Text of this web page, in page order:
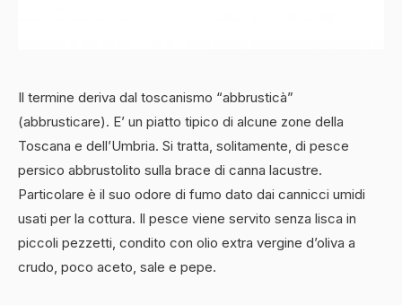
Il termine deriva dal toscanismo “abbrusticà”
(abbrusticare). E’ un piatto tipico di alcune zone della
Toscana e dell’Umbria. Si tratta, solitamente, di pesce
persico abbrustolito sulla brace di canna lacustre.
Particolare è il suo odore di fumo dato dai cannicci umidi
usati per la cottura. Il pesce viene servito senza lisca in
piccoli pezzetti, condito con olio extra vergine d’oliva a
crudo, poco aceto, sale e pepe.